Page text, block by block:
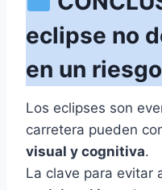
eclipse no
en un
Los eclipses son
carretera pueden
visual y cognitiva.
La clave para evitar